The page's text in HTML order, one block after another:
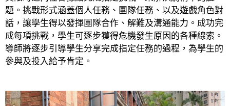
題。挑戰形式涵蓋個人任務、團隊任務、以及遊戲角色對
話，讓學生得以發揮團隊合作、解難及溝通能力。成功完
成每項挑戰，學生可逐步獲得危機發生原因的各種線索。
導師將逐步引導學生分享完成指定任務的過程，為學生的
參與及投入給予肯定。